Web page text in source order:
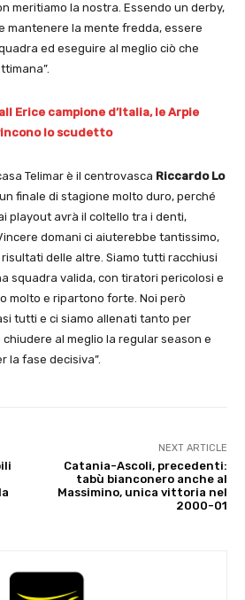
meritiamo la nostra. Essendo un derby,
mantenere la mente fredda, essere
ed eseguire al meglio ciò che
Erice campione d’Italia, le Arpie
lo scudetto
Telimar è il centrovasca Riccardo Lo
un finale di stagione molto duro, perché
playout avrà il coltello tra i denti,
domani ci aiuterebbe tantissimo,
delle altre. Siamo tutti racchiusi
squadra valida, con tiratori pericolosi e
molto e ripartono forte. Noi però
tutti e ci siamo allenati tanto per
al meglio la regular season e
la fase decisiva”.
NEXT ARTICLE
Catania-Ascoli, precedenti:
tabù bianconero anche al
Massimino, unica vittoria nel
2000-01